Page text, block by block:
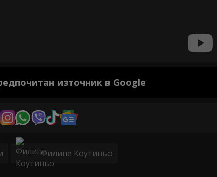
източник в Google
Филипе Коутиньо